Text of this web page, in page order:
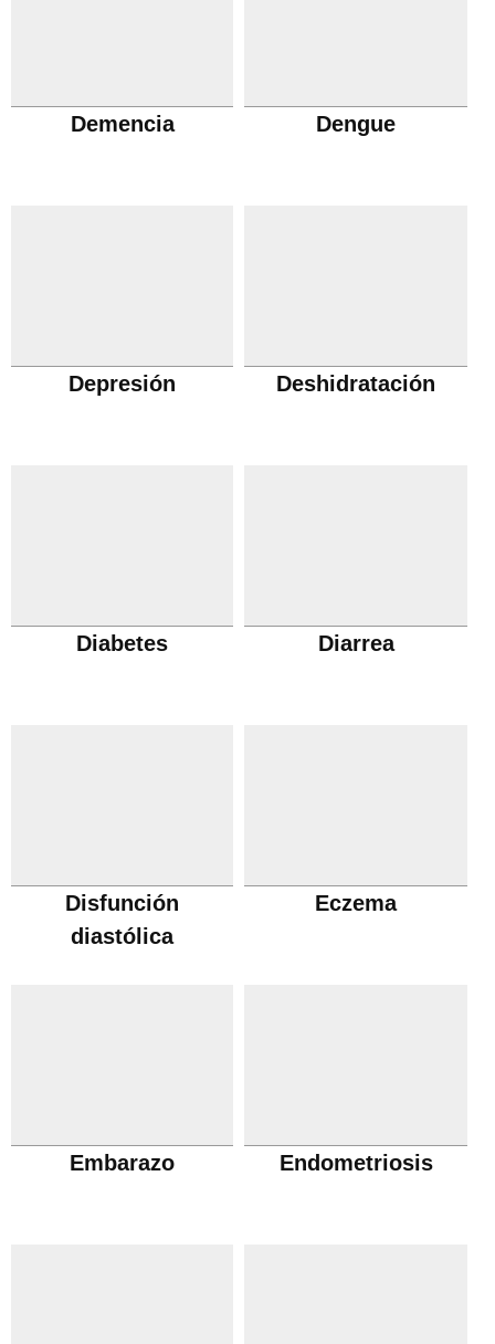
Demencia Dengue
Depresión Deshidratación
Diabetes Diarrea
Disfunción
diastólica
Eczema
Embarazo Endometriosis